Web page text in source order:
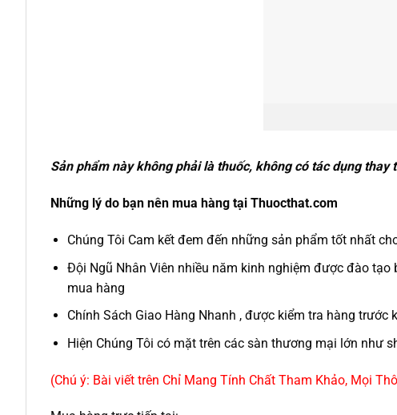
Sản phẩm này không phải là thuốc, không có tác dụng thay
Những lý do bạn nên mua hàng tại Thuocthat.com
Chúng Tôi Cam kết đem đến những sản phẩm tốt nhất
Đội Ngũ Nhân Viên nhiều năm kinh nghiệm được đào
mua hàng
Chính Sách Giao Hàng Nhanh , được kiểm tra hàng trước
Hiện Chúng Tôi có mặt trên các sàn thương mại lớn như
(Chú ý: Bài viết trên Chỉ Mang Tính Chất Tham Khảo, Mọi